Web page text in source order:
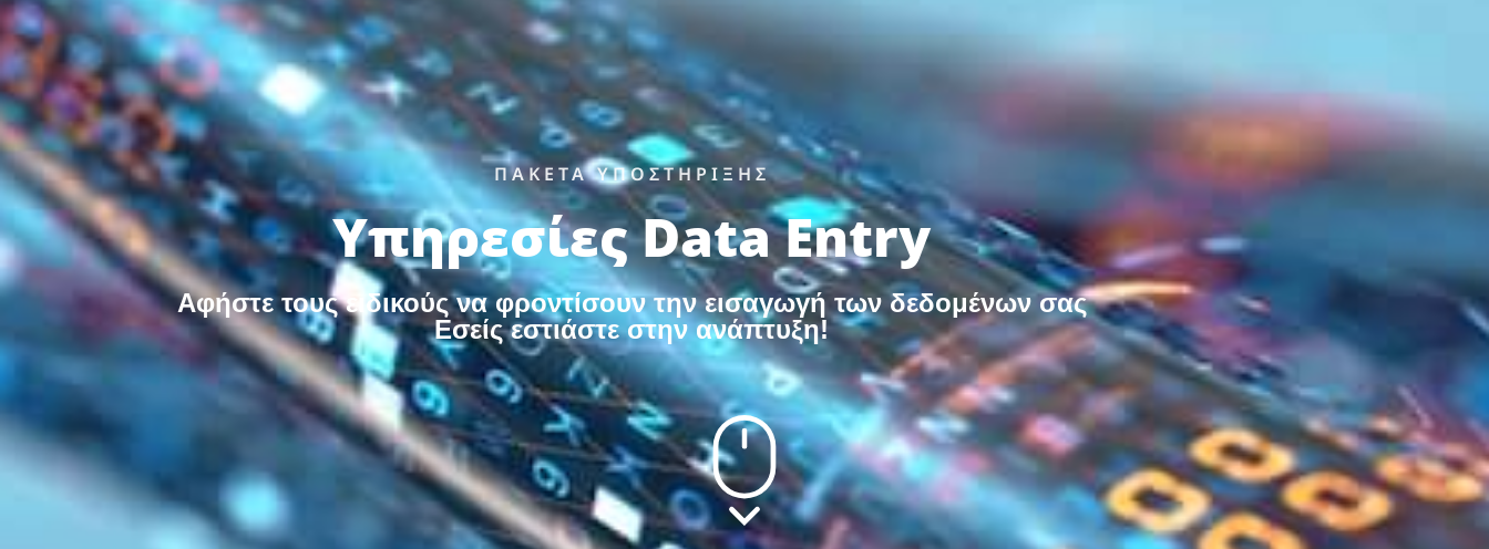
ΠΑΚΕΤΑ ΥΠΟΣΤΗΡΙΞΗΣ
Υπηρεσίες Data Entry
Αφήστε τους ειδικούς να φροντίσουν την εισαγωγή των δεδομένων σας
Εσείς εστιάστε στην ανάπτυξη!